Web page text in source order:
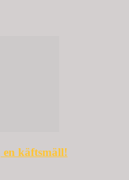
käftsmäll!